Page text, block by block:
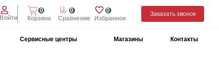
Войти Избранное
0
Сравнение
0
Корзина
0
Заказать звонок
Сервисные центры Магазины Контакты